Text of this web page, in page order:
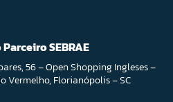
SEBRAE
56 – Open Shopping Ingleses –
Vermelho, Florianópolis – SC